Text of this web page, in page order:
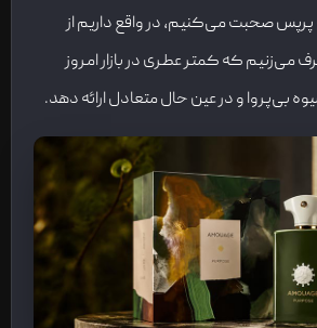
صحبت می‌کنیم، در واقع داریم از
می‌زنیم که کمتر عطری در بازار امروز
بی‌پروا و در عین حال متعادل ارائه دهد.